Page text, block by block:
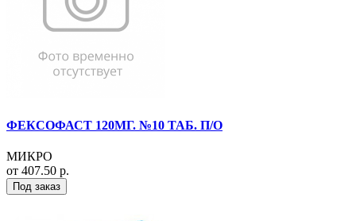
ФЕКСОФАСТ 120МГ. №10 ТАБ. П/О
МИКРО
от 407.50 р.
Под заказ